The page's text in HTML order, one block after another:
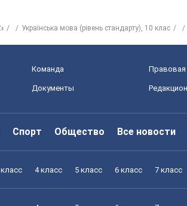
Українська мова (рівень стандарту), 10 клас
Команда
Документы
Спорт Общество Все новости
класс 4 класс 5 класс 6 класс 7 класс